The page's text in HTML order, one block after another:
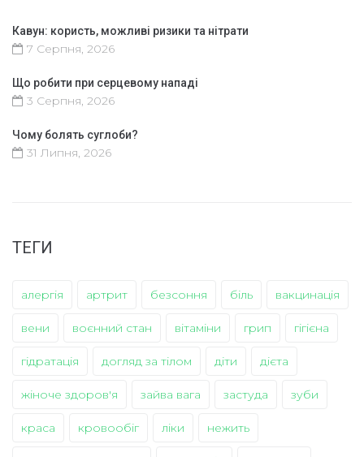
Кавун: користь, можливі ризики та нітрати
7 Серпня, 2026
Що робити при серцевому нападі
3 Серпня, 2026
Чому болять суглоби?
31 Липня, 2026
ТЕГИ
алергія артрит безсоння біль вакцинація
вени воєнний стан вітаміни грип гігієна
гідратація догляд за тілом діти дієта
жіноче здоров'я зайва вага застуда зуби
краса кровообіг ліки нежить